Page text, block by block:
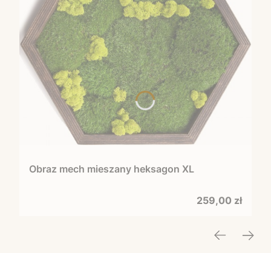
Obraz mech mieszany heksagon XL
Cena
259,00 zł